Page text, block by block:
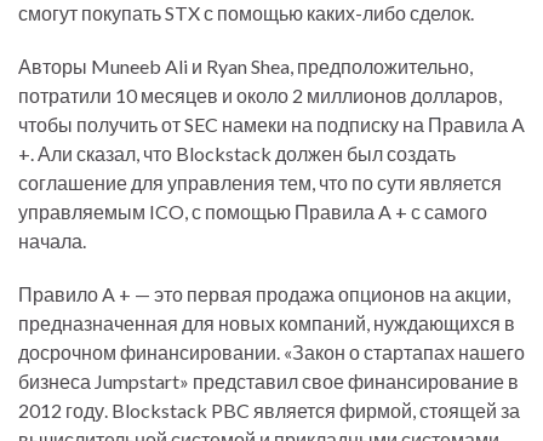
смогут покупать STX с помощью каких-либо сделок.
Авторы Muneeb Ali и Ryan Shea, предположительно,
потратили 10 месяцев и около 2 миллионов долларов,
чтобы получить от SEC намеки на подписку на Правила A
+. Али сказал, что Blockstack должен был создать
соглашение для управления тем, что по сути является
управляемым ICO, с помощью Правила A + с самого
начала.
Правило A + — это первая продажа опционов на акции,
предназначенная для новых компаний, нуждающихся в
досрочном финансировании. «Закон о стартапах нашего
бизнеса Jumpstart» представил свое финансирование в
2012 году. Blockstack PBC является фирмой, стоящей за